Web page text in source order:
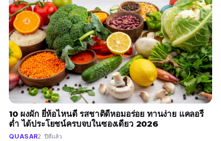
10 ผงผัก ยี่ห้อไหนดี รสชาติดีหอมอร่อย ทานง่าย แคลอรี
ต่ำ ได้ประโยชน์ครบจบในซองเดียว 2026
QUASAR2 ปีที่แล้ว